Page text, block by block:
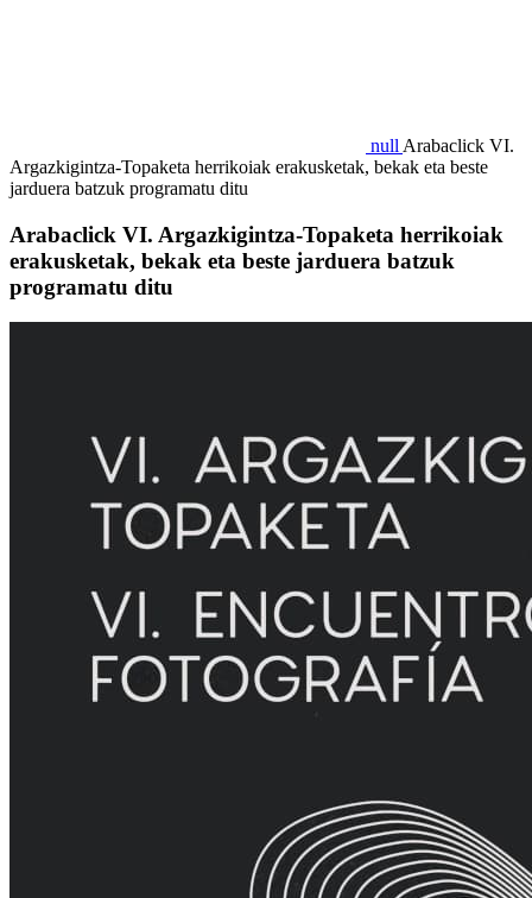
null Arabaclick VI.
Argazkigintza-Topaketa herrikoiak erakusketak, bekak eta beste
jarduera batzuk programatu ditu
Arabaclick VI. Argazkigintza-Topaketa herrikoiak
erakusketak, bekak eta beste jarduera batzuk
programatu ditu